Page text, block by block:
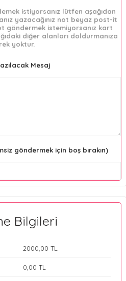
istiyorsanız lütfen aşağıdan
yazacağınız not beyaz post-it
göndermek istemiyorsanız kart
diğer alanları doldurmanıza
yoktur.
Mesaj
göndermek için boş bırakın)
Bilgileri
2000 ,00 TL
0 ,00 TL